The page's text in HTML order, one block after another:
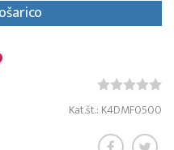
Kat.št.: K4DMF0500